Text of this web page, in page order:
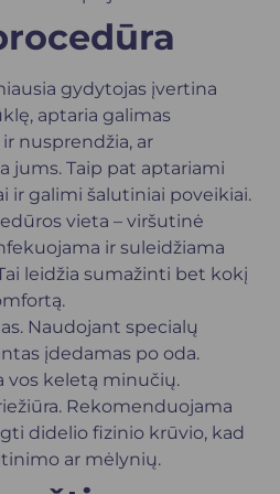
gydytojas įvertina
aptaria galimas
nusprendžia, ar
jums. Taip pat aptariami
ir galimi šalutiniai poveikiai.
vieta – viršutinė
ir suleidžiama
leidžia sumažinti bet kokį
Naudojant specialų
įdedamas po oda.
vos keletą minučių.
Rekomenduojama
didelio fizinio krūvio, kad
ar mėlynių.